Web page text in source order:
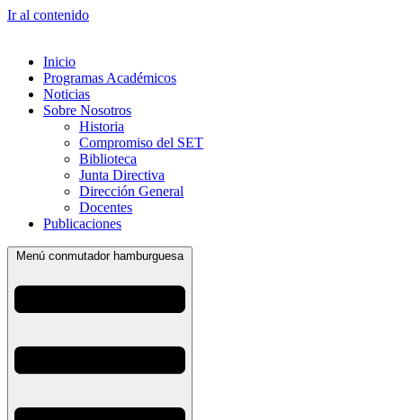
Ir al contenido
Inicio
Programas Académicos
Noticias
Sobre Nosotros
Historia
Compromiso del SET
Biblioteca
Junta Directiva
Dirección General
Docentes
Publicaciones
Menú conmutador hamburguesa